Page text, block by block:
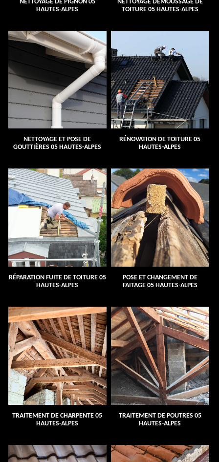
NETTOYAGE DE PIGNON 05
HAUTES-ALPES
NETTOYAGE DEMOUSSAGE DE
TOITURE 05 HAUTES-ALPES
NETTOYAGE ET POSE DE
GOUTTIÈRES 05 HAUTES-ALPES
RÉNOVATION DE TOITURE 05
HAUTES-ALPES
RÉPARATION FUITE DE TOITURE 05
HAUTES-ALPES
POSE ET CHANGEMENT DE
FAITAGE 05 HAUTES-ALPES
TRAITEMENT DE CHARPENTE 05
HAUTES-ALPES
TRAITEMENT DE POUTRES 05
HAUTES-ALPES